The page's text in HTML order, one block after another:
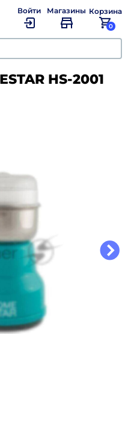
Войти Магазины Корзина
0
HS-2001